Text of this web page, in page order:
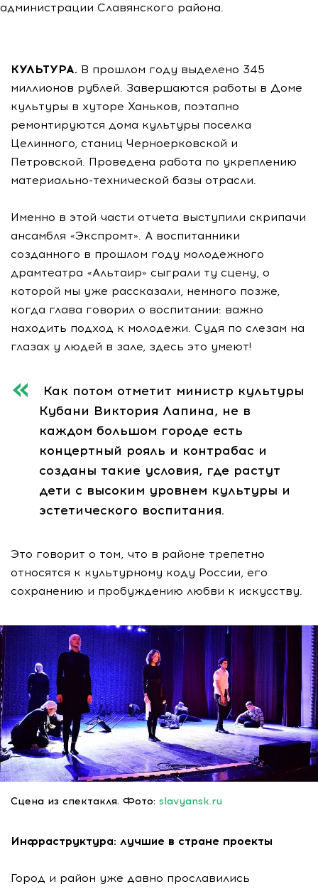
администрации Славянского района.
КУЛЬТУРА. В прошлом году выделено 345
миллионов рублей. Завершаются работы в Доме
культуры в хуторе Ханьков, поэтапно
ремонтируются дома культуры поселка
Целинного, станиц Черноерковской и
Петровской. Проведена работа по укреплению
материально-технической базы отрасли.
Именно в этой части отчета выступили скрипачи
ансамбля «Экспромт». А воспитанники
созданного в прошлом году молодежного
драмтеатра «Альтаир» сыграли ту сцену, о
которой мы уже рассказали, немного позже,
когда глава говорил о воспитании: важно
находить подход к молодежи. Судя по слезам на
глазах у людей в зале, здесь это умеют!
Как потом отметит министр культуры
Кубани Виктория Лапина, не в
каждом большом городе есть
концертный рояль и контрабас и
созданы такие условия, где растут
дети с высоким уровнем культуры и
эстетического воспитания.
Это говорит о том, что в районе трепетно
относятся к культурному коду России, его
сохранению и пробуждению любви к искусству.
Сцена из спектакля. Фото: slavyansk.ru
Инфраструктура: лучшие в стране проекты
Город и район уже давно прославились